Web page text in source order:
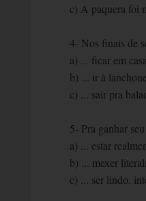
c) A paquera foi
4- Nos finais de
a) ... ficar em
b) ... ir à
c) ... sair pra
5- Pra ganhar
a) ... estar
b) ... mexer
c) ... ser lindo,